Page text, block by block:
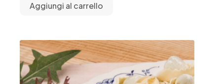
Aggiungi al carrello